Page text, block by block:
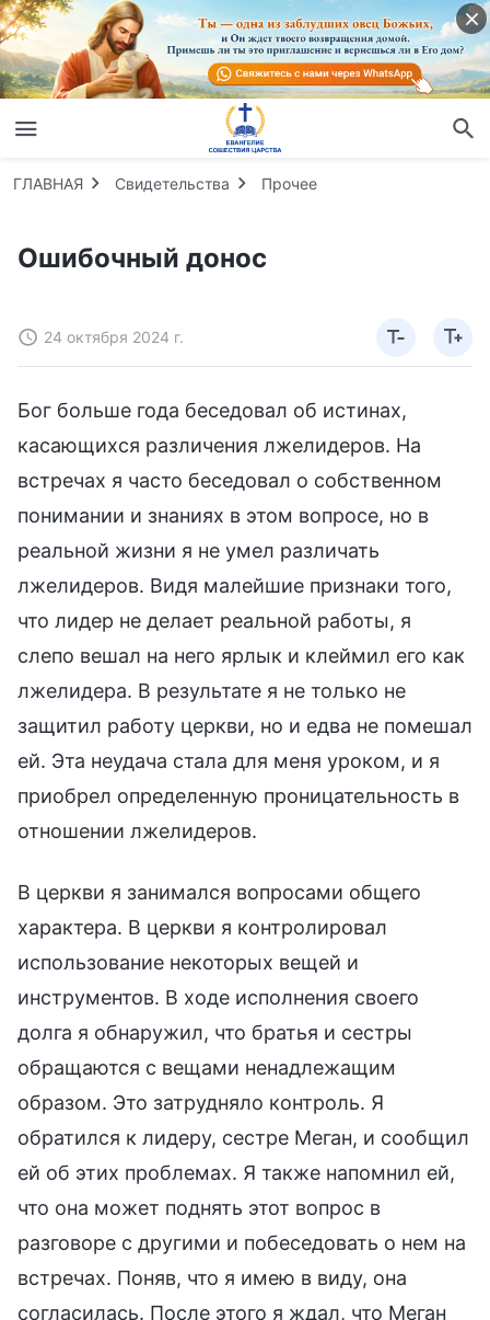
ГЛАВНАЯ Свидетельства Прочее
Ошибочный донос
24 октября 2024 г.
Бог больше года беседовал об истинах,
касающихся различения лжелидеров. На
встречах я часто беседовал о собственном
понимании и знаниях в этом вопросе, но в
реальной жизни я не умел различать
лжелидеров. Видя малейшие признаки того,
что лидер не делает реальной работы, я
слепо вешал на него ярлык и клеймил его как
лжелидера. В результате я не только не
защитил работу церкви, но и едва не помешал
ей. Эта неудача стала для меня уроком, и я
приобрел определенную проницательность в
отношении лжелидеров.
В церкви я занимался вопросами общего
характера. В церкви я контролировал
использование некоторых вещей и
инструментов. В ходе исполнения своего
долга я обнаружил, что братья и сестры
обращаются с вещами ненадлежащим
образом. Это затрудняло контроль. Я
обратился к лидеру, сестре Меган, и сообщил
ей об этих проблемах. Я также напомнил ей,
что она может поднять этот вопрос в
разговоре с другими и побеседовать о нем на
встречах. Поняв, что я имею в виду, она
согласилась. После этого я ждал, что Меган